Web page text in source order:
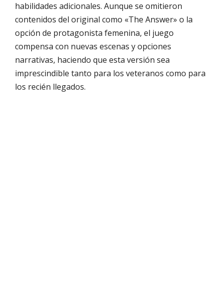
habilidades adicionales. Aunque se omitieron
contenidos del original como «The Answer» o la
opción de protagonista femenina, el juego
compensa con nuevas escenas y opciones
narrativas, haciendo que esta versión sea
imprescindible tanto para los veteranos como para
los recién llegados.